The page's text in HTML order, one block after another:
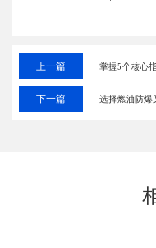
上一篇 掌握5个核心
下一篇 选择燃油防爆